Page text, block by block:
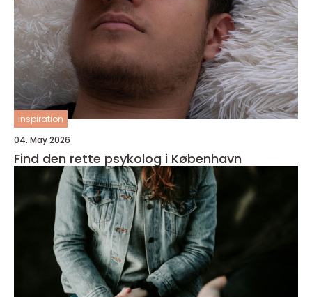
inspiration
04. May 2026
Find den rette psykolog i København